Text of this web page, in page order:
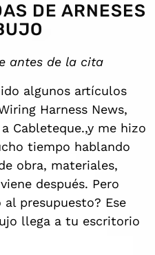
DE ARNESES
antes de la cita
algunos artículos
Harness News,
Cableteque.,y me hizo
tiempo hablando
obra, materiales,
después. Pero
al presupuesto? Ese
llega a tu escritorio